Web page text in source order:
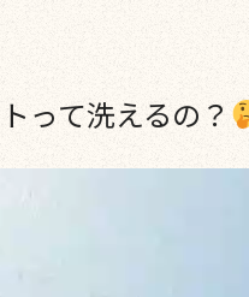
って洗えるの？